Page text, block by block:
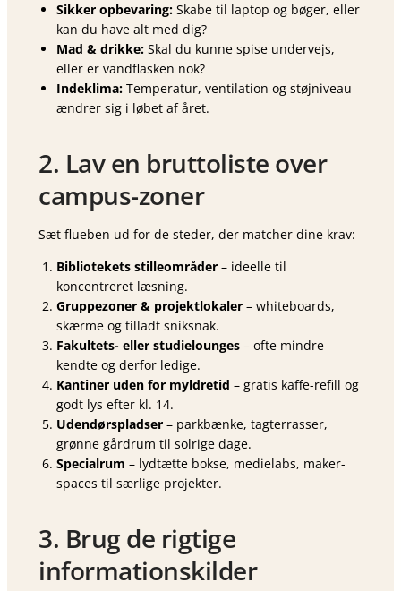
Sikker opbevaring: Skabe til laptop og bøger, eller
kan du have alt med dig?
Mad & drikke: Skal du kunne spise undervejs,
eller er vandflasken nok?
Indeklima: Temperatur, ventilation og støjniveau
ændrer sig i løbet af året.
2. Lav en bruttoliste over
campus-zoner
Sæt flueben ud for de steder, der matcher dine krav:
Bibliotekets stilleområder – ideelle til
koncentreret læsning.
Gruppezoner & projektlokaler – whiteboards,
skærme og tilladt sniksnak.
Fakultets- eller studielounges – ofte mindre
kendte og derfor ledige.
Kantiner uden for myldretid – gratis kaffe-refill og
godt lys efter kl. 14.
Udendørspladser – parkbænke, tagterrasser,
grønne gårdrum til solrige dage.
Specialrum – lydtætte bokse, medielabs, maker-
spaces til særlige projekter.
3. Brug de rigtige
informationskilder